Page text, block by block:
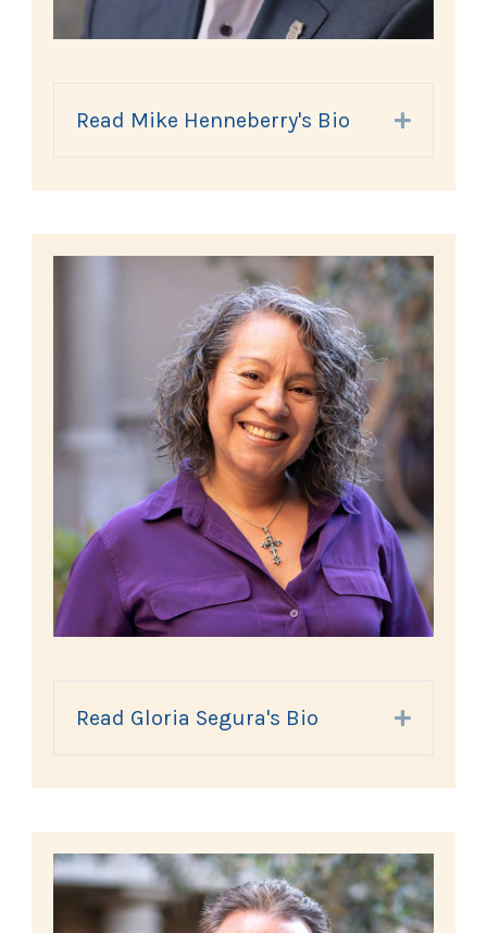
Read Mike Henneberry's Bio Expand
Read Gloria Segura's Bio Expand